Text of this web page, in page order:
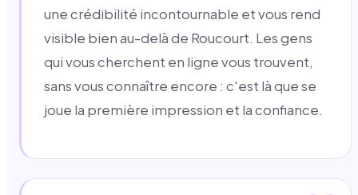
une crédibilité incontournable et vous rend
visible bien au-delà de Roucourt. Les gens
qui vous cherchent en ligne vous trouvent,
sans vous connaître encore : c'est là que se
joue la première impression et la confiance.